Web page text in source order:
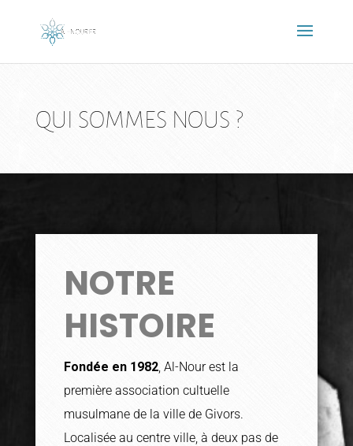
QUI SOMMES NOUS ?
NOTRE
HISTOIRE
Fondée en 1982, Al-Nour est la
première association cultuelle
musulmane de la ville de Givors.
Localisée au centre ville, à deux pas de